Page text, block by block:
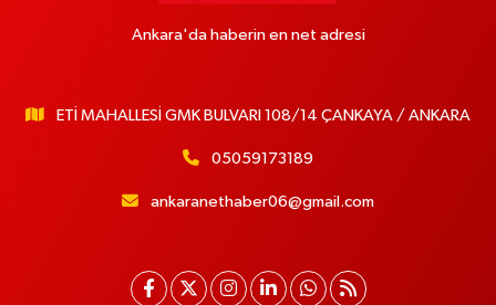
Ankara'da haberin en net adresi
ETİ MAHALLESİ GMK BULVARI 108/14 ÇANKAYA / ANKARA
05059173189
ankaranethaber06@gmail.com